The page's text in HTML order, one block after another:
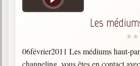
Les
06février2011 Les médiums haut-